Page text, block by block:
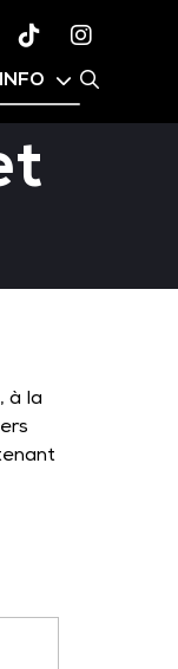
YoutubeTikTok
INFO
à la